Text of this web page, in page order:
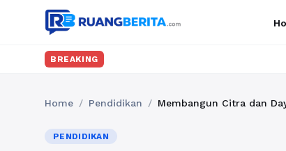
BREAKING
Home / Pendidikan / Membangun Citra dan
PENDIDIKAN